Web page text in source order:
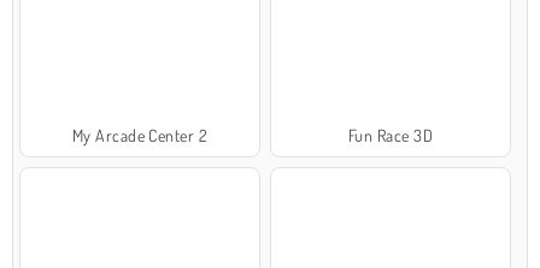
My Arcade Center 2 Fun Race 3D